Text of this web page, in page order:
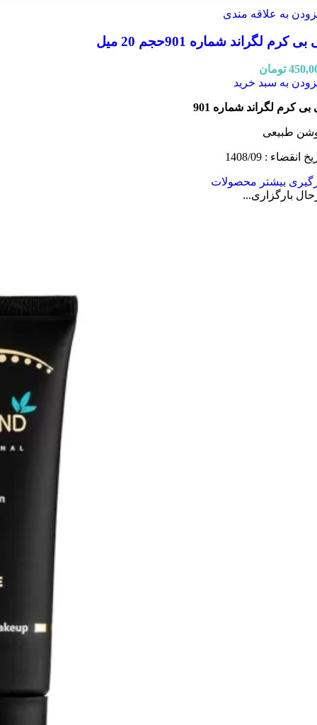
به علاقه مندی
کرم لگراند شماره 901حجم 20 میل
تومان
به سبد خرید
بی کرم لگراند شماره 901
طبیعی
انقضاء : 1408/09
بیشتر محصولات
بارگزاری...